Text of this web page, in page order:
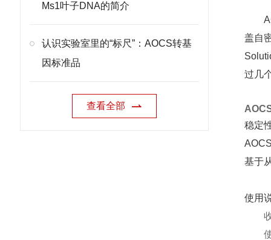
Ms1叶子DNA的简介
认识实验室里的“标尺”：AOCS转基
因标准品
查看全部
盖自
过几
稳定
基于
使用